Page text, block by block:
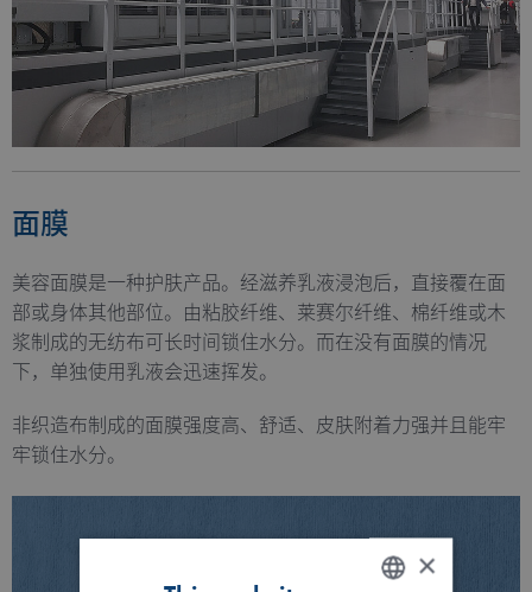
面膜
美容面膜是一种护肤产品。经滋养乳液浸泡后，直接覆在面
部或身体其他部位。由粘胶纤维、莱赛尔纤维、棉纤维或木
浆制成的无纺布可长时间锁住水分。而在没有面膜的情况
下，单独使用乳液会迅速挥发。
非织造布制成的面膜强度高、舒适、皮肤附着力强并且能牢
牢锁住水分。
×